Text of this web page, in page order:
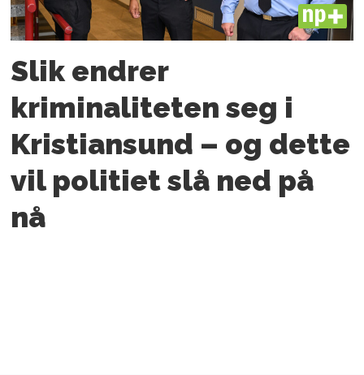
PLUS
Slik endrer
kriminaliteten seg i
Kristiansund – og dette
vil politiet slå ned på
nå